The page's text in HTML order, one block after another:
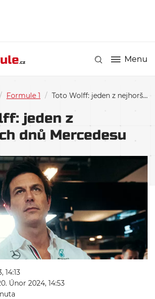
Menu
/ Formule 1 / Toto Wolff: jeden z nejhorších dnů Mercedesu
jeden z
dnů Mercedesu
14:13
Únor 2024, 14:53